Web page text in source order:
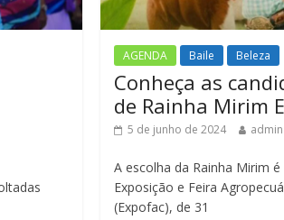
AGENDA Baile Beleza
Conheça as
de Rainha Mirim
5 de junho de 2024 admin
A escolha da Rainha Mirim
Exposição e Feira
(Expofac), de 31